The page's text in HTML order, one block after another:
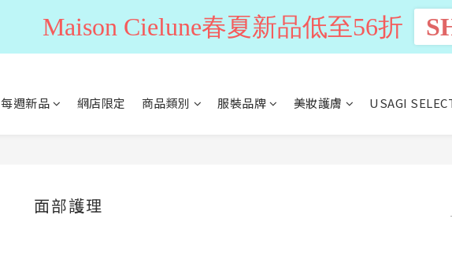
每週新品 網店限定 商品類別 服裝品牌 美妝護膚 USAGI
面部護理
Maison Cielune春夏新品低至56折